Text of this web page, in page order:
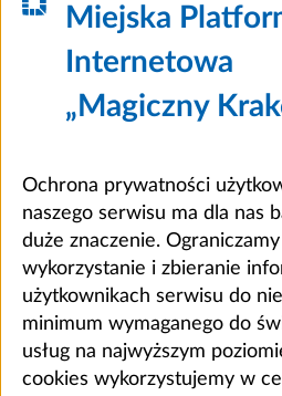
Miejska
Internetowa
„Magiczny
Ochrona prywatności
naszego serwisu ma dla nas
duże znaczenie. Ograniczamy
wykorzystanie i zbieranie
użytkownikach serwisu do
minimum wymaganego do
usług na najwyższym
cookies wykorzystujemy w